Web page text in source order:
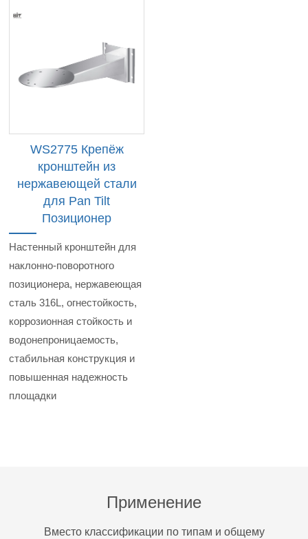
WS2775 Крепёж
кронштейн из
нержавеющей стали
для Pan Tilt
Позиционер
Настенный кронштейн для
наклонно-поворотного
позиционера, нержавеющая
сталь 316L, огнестойкость,
коррозионная стойкость и
водонепроницаемость,
стабильная конструкция и
повышенная надежность
площадки
Применение
Вместо классификации по типам и общему